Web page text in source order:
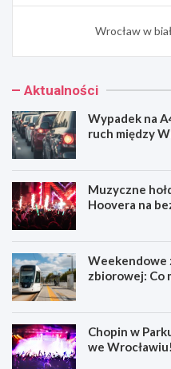
Wrocław w
Aktualności
Wypadek na
ruch między
Muzyczne
Hoovera na
Weekendowe
zbiorowej: Co
Chopin w
we Wrocławiu!